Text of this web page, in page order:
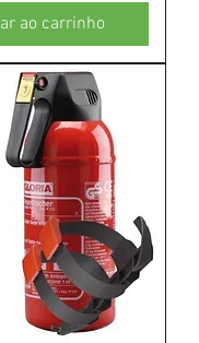
ao carrinho